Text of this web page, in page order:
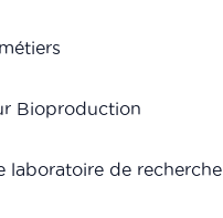
Vente
Bioproduction
laboratoire de recherche